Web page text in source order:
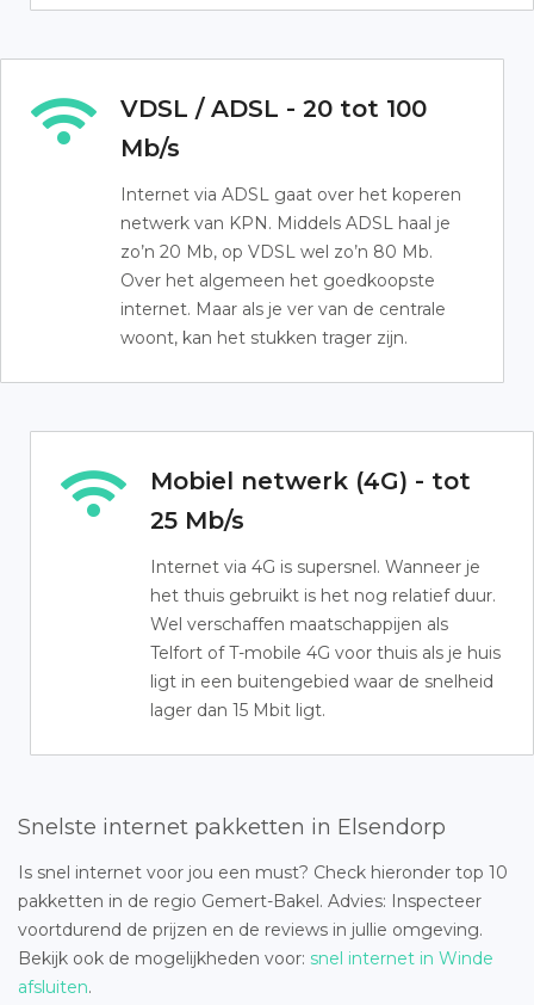
VDSL / ADSL - 20 tot 100
Mb/s
Internet via ADSL gaat over het koperen
netwerk van KPN. Middels ADSL haal je
zo’n 20 Mb, op VDSL wel zo’n 80 Mb.
Over het algemeen het goedkoopste
internet. Maar als je ver van de centrale
woont, kan het stukken trager zijn.
Mobiel netwerk (4G) - tot
25 Mb/s
Internet via 4G is supersnel. Wanneer je
het thuis gebruikt is het nog relatief duur.
Wel verschaffen maatschappijen als
Telfort of T-mobile 4G voor thuis als je huis
ligt in een buitengebied waar de snelheid
lager dan 15 Mbit ligt.
Snelste internet pakketten in Elsendorp
Is snel internet voor jou een must? Check hieronder top 10
pakketten in de regio Gemert-Bakel. Advies: Inspecteer
voortdurend de prijzen en de reviews in jullie omgeving.
Bekijk ook de mogelijkheden voor: snel internet in Winde
afsluiten.